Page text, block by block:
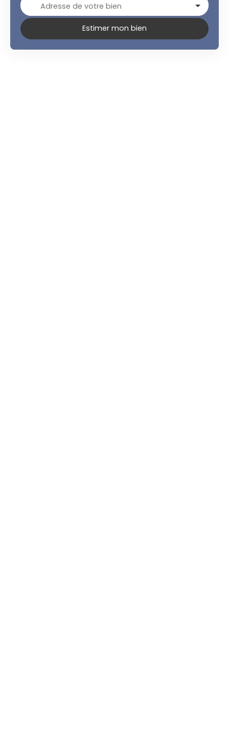
Adresse de votre bien
Estimer mon bien